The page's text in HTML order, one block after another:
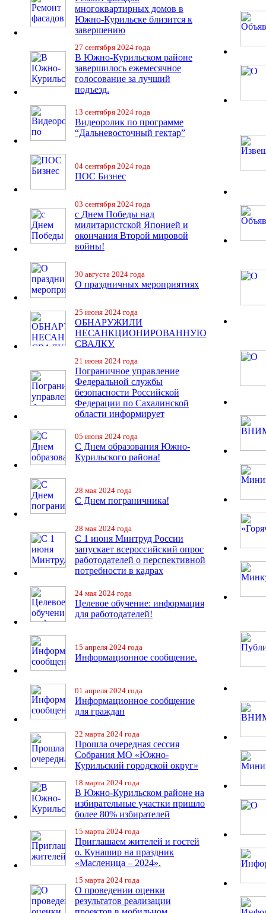
многоквартирных домов в
Южно-Курильске близится к
завершению
27 сентября 2024 года
В Южно-Курильском районе
завершилось ежемесячное
голосование за лучший
подъезд.
13 сентября 2024 года
Видеоролик по программе
“Дальневосточный гектар”
04 сентября 2024 года
ПОС Бизнес
03 сентября 2024 года
с Днем Победы над
милитаристской Японией и
окончания Второй мировой
войны!
30 августа 2024 года
О праздничных мероприятиях
25 июня 2024 года
ОБНАРУЖИЛИ
НЕСАНКЦИОНИРОВАННУЮ
СВАЛКУ.
21 июня 2024 года
Пограничное управление
Федеральной службы
безопасности Российской
Федерации по Сахалинской
области информирует
05 июня 2024 года
С Днем образования Южно-
Курильского района!
28 мая 2024 года
С Днем пограничника!
28 мая 2024 года
С 1 июня Минтруд России
запускает всероссийский опрос
работодателей о перспективной
потребности в кадрах
24 мая 2024 года
Целевое обучение: информация
для работодателей!
15 апреля 2024 года
Информационное сообщение.
01 апреля 2024 года
Информационное сообщение
для граждан
22 марта 2024 года
Прошла очередная сессия
Собрания МО «Южно-
Курильский городской округ»
18 марта 2024 года
В Южно-Курильском районе на
избирательные участки пришло
более 80% избирателей
15 марта 2024 года
Приглашаем жителей и гостей
о. Кунашир на праздник
«Масленица – 2024».
15 марта 2024 года
О проведении оценки
результатов реализации